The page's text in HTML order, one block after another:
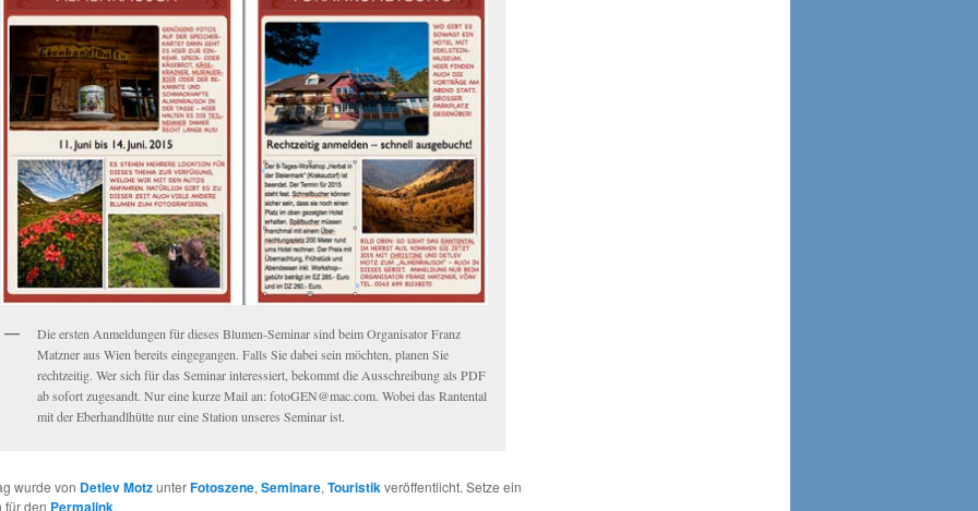
Die ersten Anmeldungen für dieses Blumen-Seminar sind beim Organisator Franz
Matzner aus Wien bereits eingegangen. Falls Sie dabei sein möchten, planen Sie
rechtzeitig. Wer sich für das Seminar interessiert, bekommt die Ausschreibung als PDF
ab sofort zugesandt. Nur eine kurze Mail an: fotoGEN@mac.com. Wobei das Rantental
mit der Eberhandlhütte nur eine Station unseres Seminar ist.
wurde von Detlev MotzunterFotoszene, Seminare, Touristikveröffentlicht. Setze ein
für den Permalink.